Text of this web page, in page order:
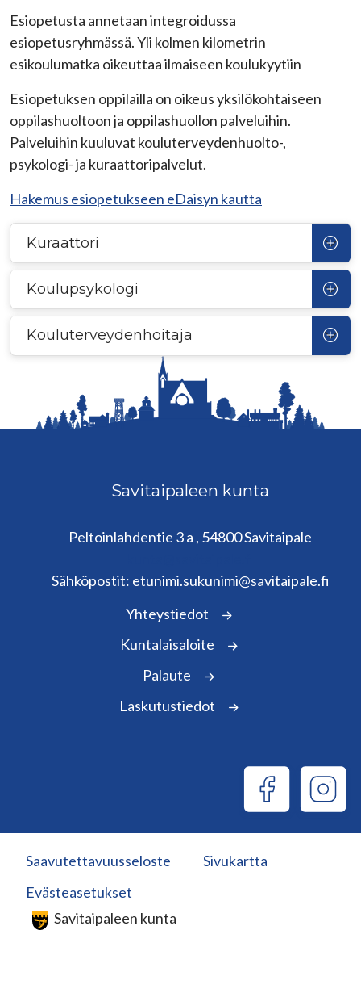
Esiopetusta annetaan integroidussa
esiopetusryhmässä. Yli kolmen kilometrin
esikoulumatka oikeuttaa ilmaiseen koulukyytiin
Esiopetuksen oppilailla on oikeus yksilökohtaiseen
oppilashuoltoon ja oppilashuollon palveluihin.
Palveluihin kuuluvat kouluterveydenhuolto-,
psykologi- ja kuraattoripalvelut.
Hakemus esiopetukseen eDaisyn kautta
Kuraattori
Koulupsykologi
Kouluterveydenhoitaja
Savitaipaleen kunta
Peltoinlahdentie 3 a , 54800 Savitaipale
Sähköpostit: etunimi.sukunimi@savitaipale.fi
Yhteystiedot
Kuntalaisaloite
Palaute
Laskutustiedot
Saavutettavuusseloste
Sivukartta
Evästeasetukset
Savitaipaleen kunta